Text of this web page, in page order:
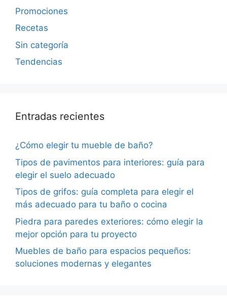
Promociones
Recetas
Sin categoría
Tendencias
Entradas recientes
¿Cómo elegir tu mueble de baño?
Tipos de pavimentos para interiores: guía para
elegir el suelo adecuado
Tipos de grifos: guía completa para elegir el
más adecuado para tu baño o cocina
Piedra para paredes exteriores: cómo elegir la
mejor opción para tu proyecto
Muebles de baño para espacios pequeños:
soluciones modernas y elegantes